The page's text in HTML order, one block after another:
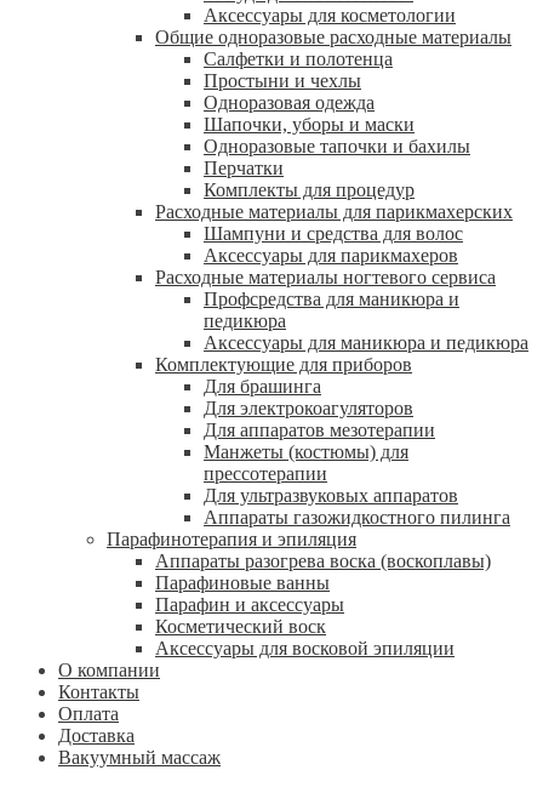
Аксессуары для косметологии
Общие одноразовые расходные материалы
Салфетки и полотенца
Простыни и чехлы
Одноразовая одежда
Шапочки, уборы и маски
Одноразовые тапочки и бахилы
Перчатки
Комплекты для процедур
Расходные материалы для парикмахерских
Шампуни и средства для волос
Аксессуары для парикмахеров
Расходные материалы ногтевого сервиса
Профсредства для маникюра и
педикюра
Аксессуары для маникюра и педикюра
Комплектующие для приборов
Для брашинга
Для электрокоагуляторов
Для аппаратов мезотерапии
Манжеты (костюмы) для
прессотерапии
Для ультразвуковых аппаратов
Аппараты газожидкостного пилинга
Парафинотерапия и эпиляция
Аппараты разогрева воска (воскоплавы)
Парафиновые ванны
Парафин и аксессуары
Косметический воск
Аксессуары для восковой эпиляции
О компании
Контакты
Оплата
Доставка
Вакуумный массаж